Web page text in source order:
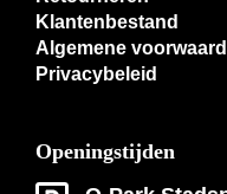
Klantenbestand
Algemene
Privacybeleid
Openingstijden